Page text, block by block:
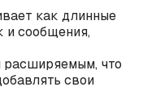
как длинные
и сообщения,
расширяемым, что
свои